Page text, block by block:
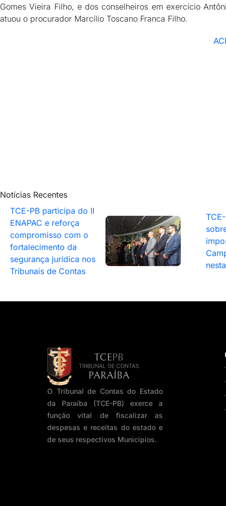
Gomes Vieira Filho, e dos conselheiros em exercício
atuou o procurador Marcílio Toscano Franca Filho.
Notícias Recentes
TCE-PB participa do II
ENAPAC e reforça
compromisso com o
fortalecimento da
segurança jurídica nos
Tribunais de Contas
O Tribunal de Contas do Estado
da Paraíba (TCE-PB) exerce a
função vital de fiscalizar as
despesas e receitas do estado e
de seus respectivos Municípios.